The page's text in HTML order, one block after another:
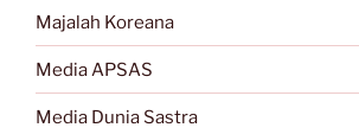
Majalah Koreana
Media APSAS
Media Dunia Sastra